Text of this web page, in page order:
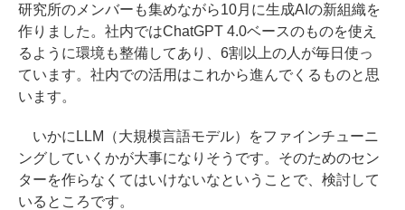
研究所のメンバーも集めながら10月に生成AIの新組織を
作りました。社内ではChatGPT 4.0ベースのものを使え
るように環境も整備してあり、6割以上の人が毎日使っ
ています。社内での活用はこれから進んでくるものと思
います。
いかにLLM（大規模言語モデル）をファインチューニ
ングしていくかが大事になりそうです。そのためのセン
ターを作らなくてはいけないなということで、検討して
いるところです。